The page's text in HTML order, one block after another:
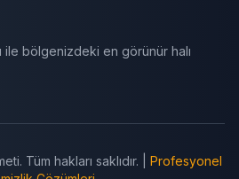
ile bölgenizdeki en görünür halı
Tüm hakları saklıdır. | Profesyonel